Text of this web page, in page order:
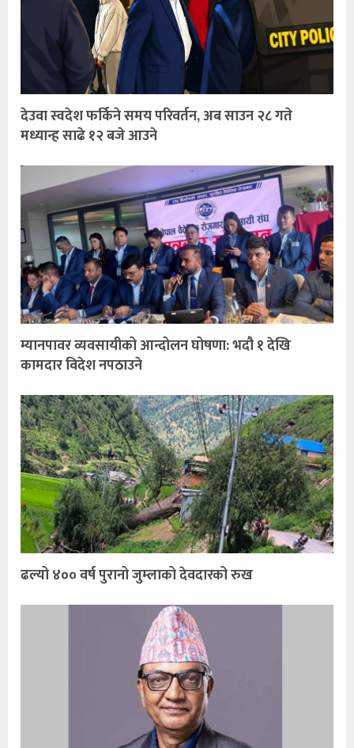
देउवा स्वदेश फर्किने समय परिवर्तन, अब साउन २८ गते
मध्यान्ह साढे १२ बजे आउने
म्यानपावर व्यवसायीको आन्दोलन घोषणा: भदौ १ देखि
कामदार विदेश नपठाउने
ढल्यो ४०० वर्ष पुरानो जुम्लाको देवदारको रुख